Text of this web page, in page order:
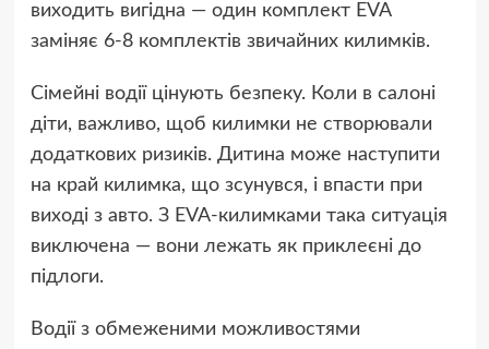
виходить вигідна — один комплект EVA
заміняє 6-8 комплектів звичайних килимків.
Сімейні водії цінують безпеку. Коли в салоні
діти, важливо, щоб килимки не створювали
додаткових ризиків. Дитина може наступити
на край килимка, що зсунувся, і впасти при
виході з авто. З EVA-килимками така ситуація
виключена — вони лежать як приклеєні до
підлоги.
Водії з обмеженими можливостями